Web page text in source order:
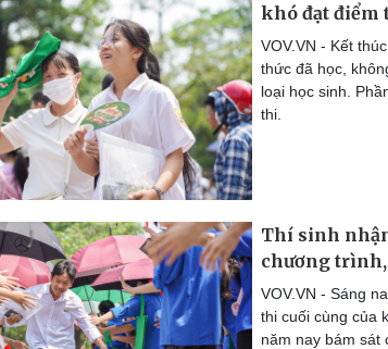
khó đạt điểm
VOV.VN - Kết
thức đã học,
loại học sinh.
thi.
Thí sinh
chương
VOV.VN - Sáng
thi cuối cùng của
năm nay bám sát